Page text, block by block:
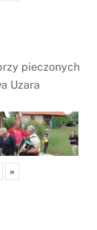
pieczonych
Uzara
»